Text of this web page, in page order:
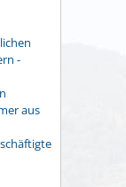
-
aus